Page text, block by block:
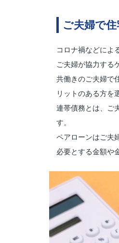
ご夫婦で
コロナ禍などによ
ご夫婦が協力する
共働きのご夫婦で
リットのある方を
連帯債務とは、ご
す。
ペアローンはご夫
必要とする金額や